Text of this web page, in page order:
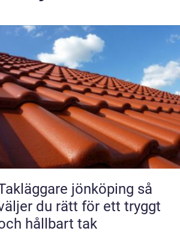
jönköping så
du rätt för ett tryggt
hållbart tak